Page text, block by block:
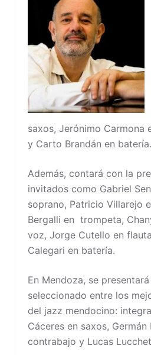
saxos, Jerónimo Carmona
y Carto Brandán en batería.
Además, contará con la
invitados como Gabriel
soprano, Patricio Villarejo
Bergalli en trompeta,
voz, Jorge Cutello en
Calegari en batería.
En Mendoza, se
seleccionado entre los
del jazz mendocino:
Cáceres en saxos,
contrabajo y Lucas